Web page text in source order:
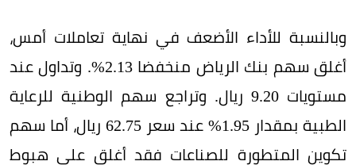
وبالنسبة للأداء الأضعف في نهاية تعاملات أمس،
أغلق سهم بنك الرياض منخفضا 2.13%. وتداول عند
مستويات 9.20 ريال. وتراجع سهم الوطنية للرعاية
الطبية بمقدار 1.95% عند سعر 62.75 ريال، أما سهم
تكوين المتطورة للصناعات فقد أغلق على هبوط